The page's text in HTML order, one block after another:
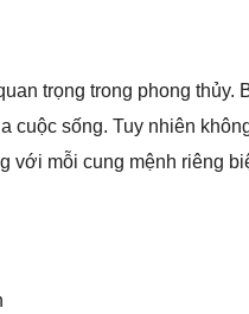
trọng trong phong thủy.
cuộc sống. Tuy nhiên
với mỗi cung mệnh riêng